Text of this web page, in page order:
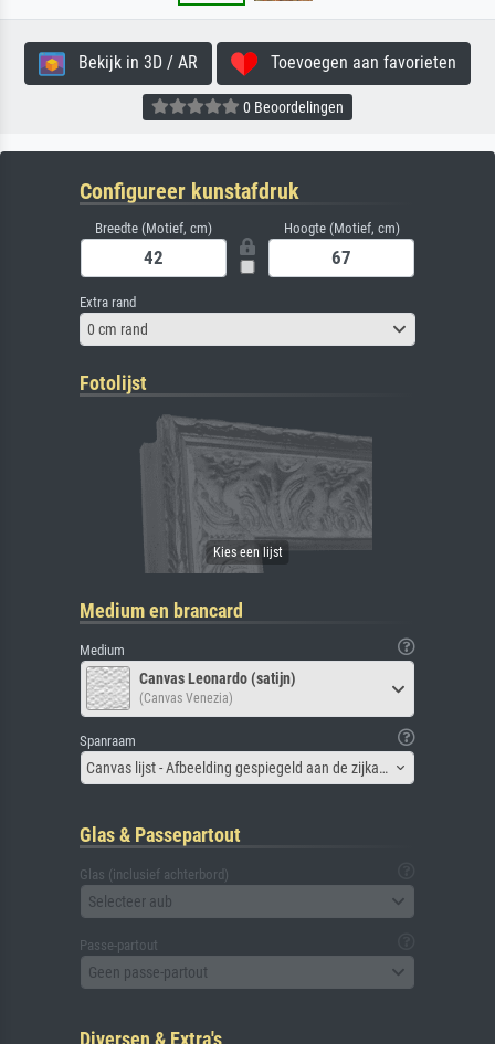
Bekijk in 3D / AR Toevoegen aan favorieten
0 Beoordelingen
Configureer kunstafdruk
Breedte (Motief, cm) Hoogte (Motief, cm)
Extra rand
0 cm rand
Fotolijst
Medium en brancard
Medium
Canvas Leonardo (satijn)
(Canvas Venezia)
Spanraam
Canvas lijst - Afbeelding gespiegeld aan de zijkant
Glas & Passepartout
Glas (inclusief achterbord)
Selecteer aub
Passe-partout
Geen passe-partout
Diversen & Extra's